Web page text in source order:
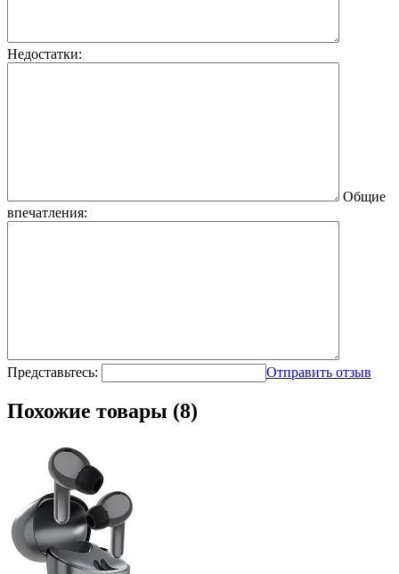
Недостатки:
Общие
впечатления:
Представьтесь: Отправить отзыв
Похожие товары (8)